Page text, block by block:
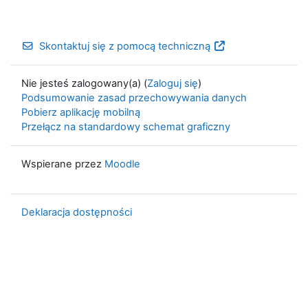
Skontaktuj się z pomocą techniczną
Nie jesteś zalogowany(a) (Zaloguj się)
Podsumowanie zasad przechowywania danych
Pobierz aplikację mobilną
Przełącz na standardowy schemat graficzny
Wspierane przez Moodle
Deklaracja dostępności